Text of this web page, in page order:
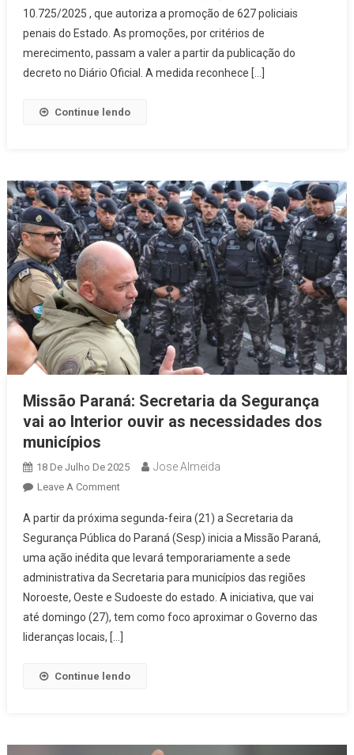
A
Promoção
De
Mais
10.725/2025 , que autoriza a promoção de 627 policiais
penais do Estado. As promoções, por critérios de
merecimento, passam a valer a partir da publicação do
decreto no Diário Oficial. A medida reconhece […]
Continue lendo
Missão Paraná: Secretaria da Segurança
vai ao Interior ouvir as necessidades dos
municípios
18 De Julho De 2025 Jose Almeida
Leave A CommentOn
Paraná:
Secretaria
Da
Segurança
Vai
Ao
Interior
A partir da próxima segunda-feira (21) a Secretaria da
Segurança Pública do Paraná (Sesp) inicia a Missão Paraná,
uma ação inédita que levará temporariamente a sede
administrativa da Secretaria para municípios das regiões
Noroeste, Oeste e Sudoeste do estado. A iniciativa, que vai
até domingo (27), tem como foco aproximar o Governo das
lideranças locais, […]
Continue lendo